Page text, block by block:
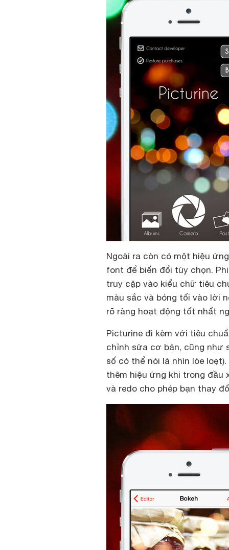
Ngoài ra còn có một hiệu
font để biến đổi tùy chọn.
truy cập vào kiểu chữ tiêu
màu sắc và bóng tối vào lời
rõ ràng hoạt động tốt nhất
Picturine đi kèm với tiêu
chỉnh sửa cơ bản, cũng như
số có thể nói là nhìn lòe
thêm hiệu ứng khi trong đầu
và redo cho phép bạn thay